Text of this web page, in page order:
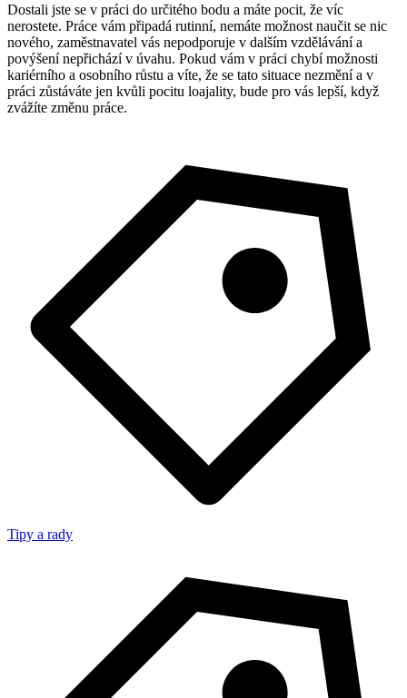
Dostali jste se v práci do určitého bodu a máte pocit, že víc
nerostete. Práce vám připadá rutinní, nemáte možnost naučit se nic
nového, zaměstnavatel vás nepodporuje v dalším vzdělávání a
povýšení nepřichází v úvahu. Pokud vám v práci chybí možnosti
kariérního a osobního růstu a víte, že se tato situace nezmění a v
práci zůstáváte jen kvůli pocitu loajality, bude pro vás lepší, když
zvážíte změnu práce.
Tipy a rady